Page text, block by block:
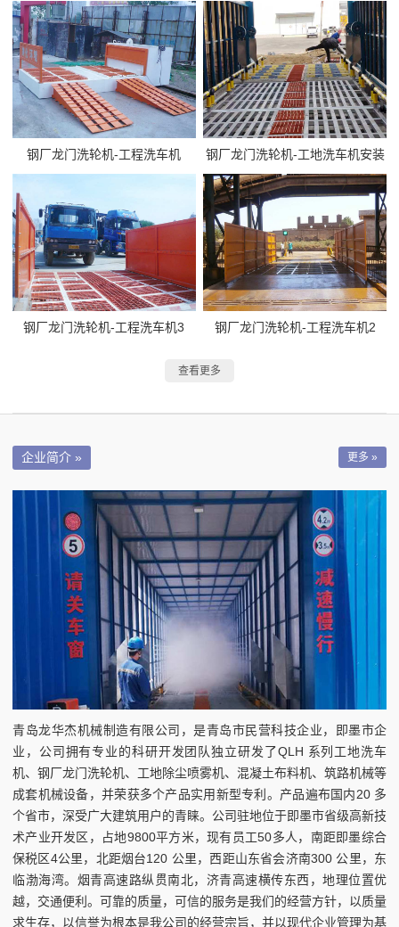
钢厂龙门洗轮机-工程洗车机 钢厂龙门洗轮机-工地洗车机安装
钢厂龙门洗轮机-工程洗车机3 钢厂龙门洗轮机-工程洗车机2
查看更多
企业简介 » 更多 »
青岛龙华杰机械制造有限公司，是青岛市民营科技企业，即墨市企
业，公司拥有专业的科研开发团队独立研发了QLH 系列工地洗车
机、钢厂龙门洗轮机、工地除尘喷雾机、混凝土布料机、筑路机械等
成套机械设备，并荣获多个产品实用新型专利。产品遍布国内20 多
个省市，深受广大建筑用户的青睐。公司驻地位于即墨市省级高新技
术产业开发区，占地9800平方米，现有员工50多人，南距即墨综合
保税区4公里，北距烟台120 公里，西距山东省会济南300 公里，东
临渤海湾。烟青高速路纵贯南北，济青高速横传东西，地理位置优
越，交通便利。可靠的质量，可信的服务是我们的经营方针，以质量
求生存，以信誉为根本是我公司的经营宗旨，并以现代企业管理为基